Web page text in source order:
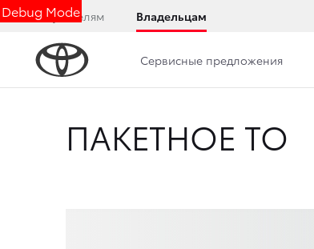
Debug Mode
Покупателям Владельцам
Сервисные предложения
ПАКЕТНОЕ ТО